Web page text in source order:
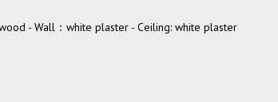
- Wall：white plaster - Ceiling: white plaster